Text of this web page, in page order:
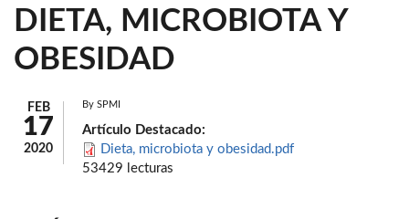
DIETA, MICROBIOTA Y
OBESIDAD
FEB
17
2020
By SPMI
Artículo Destacado:
Dieta, microbiota y obesidad.pdf
53429 lecturas